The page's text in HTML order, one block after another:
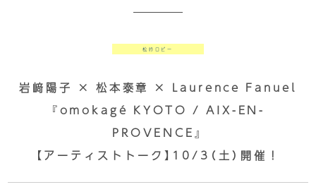
松吟ロビー
岩﨑陽子 × 松本泰章 × Laurence Fanuel
『omokagé KYOTO / AIX-EN-
PROVENCE』
【アーティストトーク】10/3（土）開催！